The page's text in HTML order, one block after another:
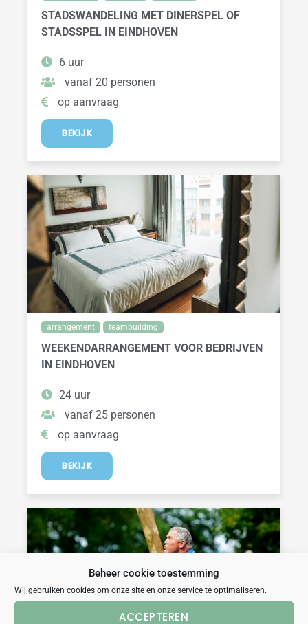
Beheer cookie toestemming
Wij gebruiken cookies om onze site en onze service te optimaliseren.
ACCEPTEREN
STADSWANDELING MET DINERSPEL OF
STADSSPEL IN EINDHOVEN
6 uur
vanaf 20 personen
op aanvraag
BEKIJK
arrangement teambuilding
WEEKENDARRANGEMENT VOOR BEDRIJVEN
IN EINDHOVEN
24 uur
vanaf 25 personen
op aanvraag
BEKIJK